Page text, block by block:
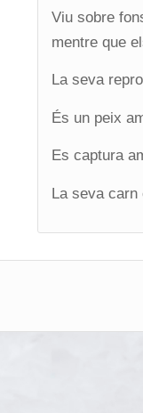
Viu sobre
mentre que
La seva
És un peix
Es captura
La seva carn